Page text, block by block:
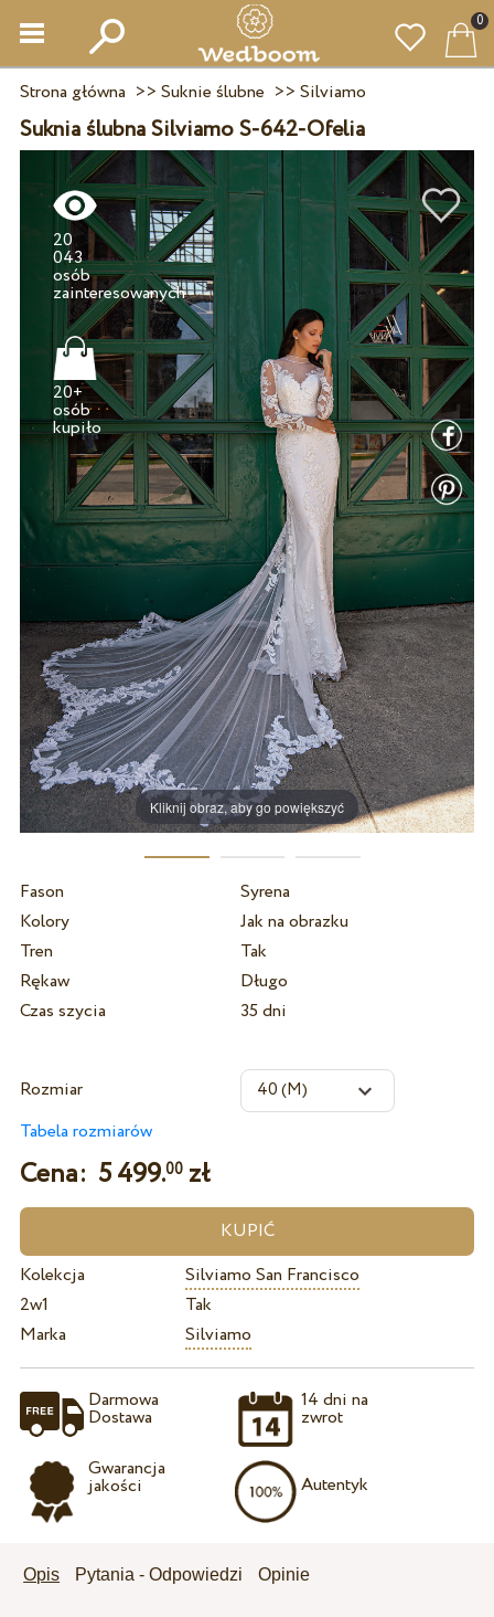
0
Strona główna >> Suknie ślubne >> Silviamo
Suknia ślubna Silviamo S-642-Ofelia
Kliknij obraz, aby go powiększyć
20
043
osób
zainteresowanych
20+
osób
kupiło
Fason
Syrena
Kolory
Jak na obrazku
Tren
Tak
Rękaw
Długo
Czas szycia
35 dni
Rozmiar
Tabela rozmiarów
Cena: 5 499.00zł
Kolekcja
Silviamo San Francisco
2w1
Tak
Marka
Silviamo
Darmowa
Dostawa
Gwarancja
jakości
14 dni na
zwrot
Autentyk
Opis Pytania - Odpowiedzi Opinie